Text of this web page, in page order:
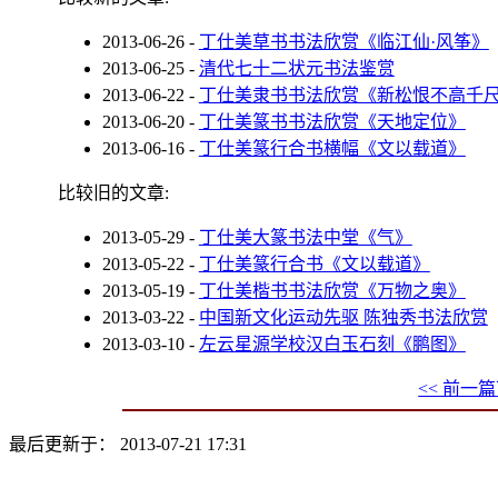
2013-06-26- 丁仕美草书书法欣赏《临江仙·风筝》
2013-06-25- 清代七十二状元书法鉴赏
2013-06-22 - 丁仕美隶书书法欣赏《新松恨不高千
2013-06-20- 丁仕美篆书书法欣赏《天地定位》
2013-06-16- 丁仕美篆行合书横幅《文以载道》
比较旧的文章:
2013-05-29- 丁仕美大篆书法中堂《气》
2013-05-22 - 丁仕美篆行合书《文以载道》
2013-05-19- 丁仕美楷书书法欣赏《万物之奥》
2013-03-22 - 中国新文化运动先驱 陈独秀书法欣赏
2013-03-10- 左云星源学校汉白玉石刻《鹏图》
<< 前一篇
最后更新于： 2013-07-21 17:31